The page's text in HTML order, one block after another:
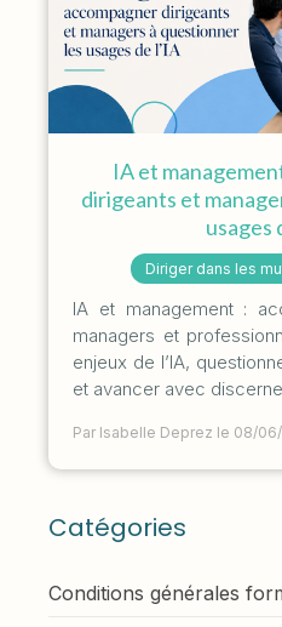
IA et
dirigeants et
usages
Diriger dans les
IA et management :
managers et
enjeux de l’IA,
et avancer avec
Par Isabelle Deprez le 08/
Catégories
Conditions générales